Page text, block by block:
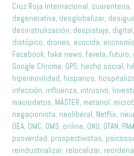
Cruz Roja Internacional, cuarentena,
degenerativa, desglobalizar,
desinstrulización, despistaje, digital,
distópico, drones, ecocida, economía
Facebook, fake news, favela, futuro,
Google Chrome, GPS, hecho social,
hipermovilidad, hispanos,
infección, influenza, intrusivo,
macrodatos, MÁSTER, metanol,
negacionista, neoliberal, Netflix,
OEA, OMC, OMS, online, ONU, OTAN, PAM
posverdad, prospectivistas,
reindustrializar, relocalizar,